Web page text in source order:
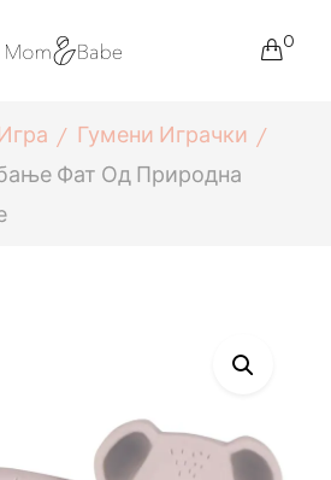
0
Гумени Играчки
Фат Од Природна